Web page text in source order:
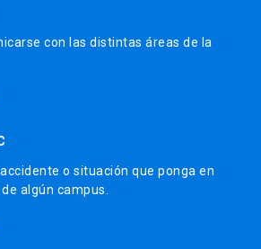
con las distintas áreas de la
o situación que ponga en
algún campus.